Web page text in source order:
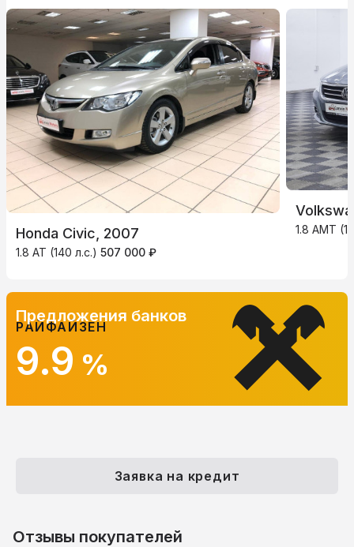
Honda Civic, 2007
1.8 AT (140 л.с.) 507 000 ₽
1.8 AMT
РАЙФАЙЗЕН
9.9 %
Предложения банков
Заявка на кредит
Отзывы покупателей